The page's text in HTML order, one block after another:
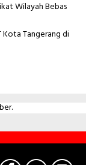
Wilayah Bebas
Kota Tangerang di